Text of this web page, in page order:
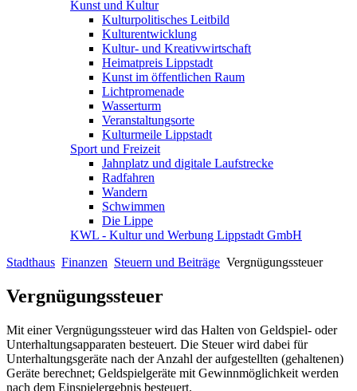
Kunst und Kultur
Kulturpolitisches Leitbild
Kulturentwicklung
Kultur- und Kreativwirtschaft
Heimatpreis Lippstadt
Kunst im öffentlichen Raum
Lichtpromenade
Wasserturm
Veranstaltungsorte
Kulturmeile Lippstadt
Sport und Freizeit
Jahnplatz und digitale Laufstrecke
Radfahren
Wandern
Schwimmen
Die Lippe
KWL - Kultur und Werbung Lippstadt GmbH
Stadthaus Finanzen Steuern und Beiträge Vergnügungssteuer
Vergnügungssteuer
Mit einer Vergnügungssteuer wird das Halten von Geldspiel- oder
Unterhaltungsapparaten besteuert. Die Steuer wird dabei für
Unterhaltungsgeräte nach der Anzahl der aufgestellten (gehaltenen)
Geräte berechnet; Geldspielgeräte mit Gewinnmöglichkeit werden
nach dem Einspielergebnis besteuert.